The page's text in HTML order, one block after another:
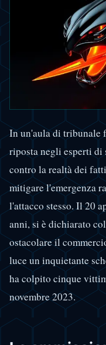
In un'aula di tribunale
riposta negli esperti
contro la realtà dei
mitigare l'emergenza
l'attacco stesso. Il 20
anni, si è dichiarato
ostacolare il
luce un inquietante
ha colpito cinque
novembre 2023.